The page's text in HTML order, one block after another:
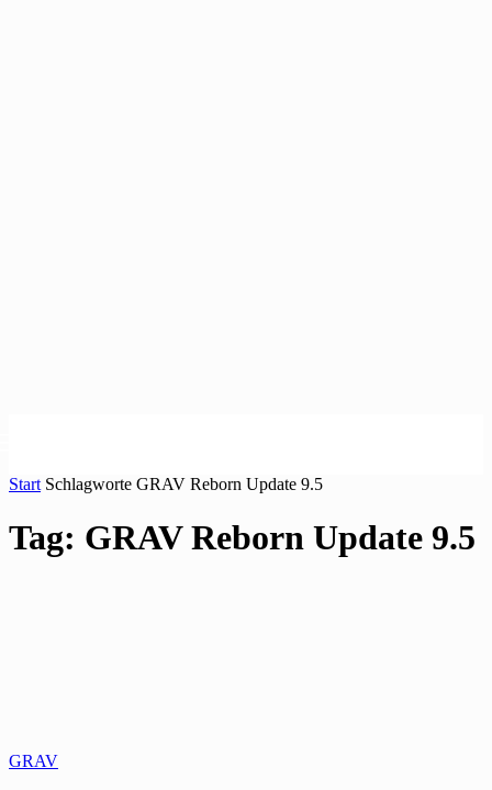
Start Schlagworte GRAV Reborn Update 9.5
Tag: GRAV Reborn Update 9.5
GRAV